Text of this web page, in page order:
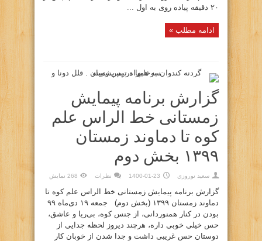
۲۰ دقیقه پیاده روی به اول ...
ادامه مطلب »
گزارش برنامه پیمایش
زمستانی خط الراس علم
کوه تا دماوند زمستان
۱۳۹۹ بخش دوم
سعيد نوروزي 1400-01-23 نظرات 268 نمایش
گزارش برنامه پیمایش زمستانی خط الراس علم کوه تا
دماوند زمستان ۱۳۹۹ (بخش دوم) جمعه ۱۹ دی‌ماه ۹۹
بودن در کنار همنوردانی، از جنس کوه، بی‌ریا و عاشق،
حس خیلی خوبی داره، هرچند دیروز لحظه جدایی از
دوستان حس غریبی داشت و جدا شدن از خوبان کار